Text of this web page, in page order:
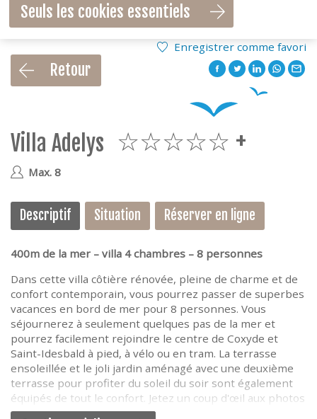
Enregistrer comme favori
Retour
Villa Adelys
Max. 8
Descriptif Situation Réserver en ligne
400m de la mer – villa 4 chambres – 8 personnes
Dans cette villa côtière rénovée, pleine de charme et de
confort contemporain, vous pourrez passer de superbes
vacances en bord de mer pour 8 personnes. Vous
séjournerez à seulement quelques pas de la mer et
pourrez facilement rejoindre le centre de Coxyde et
Saint-Idesbald à pied, à vélo ou en tram. La terrasse
ensoleillée et le joli jardin aménagé avec une deuxième
terrasse pour profiter du soleil du soir sont également
équipés de tout le confort. Jetez un coup d'œil aux photos
et à la description pour plus de détails.
Seuls les cookies essentiels